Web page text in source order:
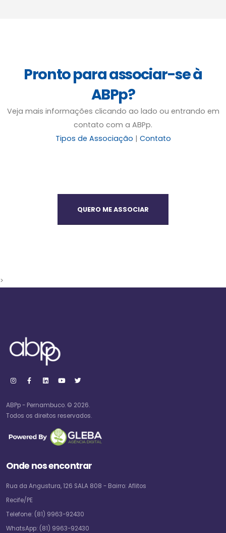
Pronto para associar-se à
ABPp?
Veja mais informações clicando ao lado ou entrando em
contato com a ABPp.
Tipos de Associação | Contato
QUERO ME ASSOCIAR
>
ABPp - Pernambuco. © 2026.
Todos os direitos reservados.
Onde nos encontrar
Rua da Angustura, 126 SALA 808 - Bairro: Aflitos
Recife/PE
Telefone: (81) 9963-92430
WhatsApp: (81) 9963-92430